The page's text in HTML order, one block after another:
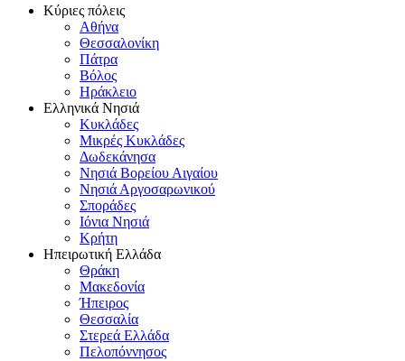
Κύριες πόλεις
Αθήνα
Θεσσαλονίκη
Πάτρα
Βόλος
Ηράκλειο
Ελληνικά Νησιά
Κυκλάδες
Μικρές Κυκλάδες
Δωδεκάνησα
Νησιά Βορείου Αιγαίου
Νησιά Αργοσαρωνικού
Σποράδες
Ιόνια Νησιά
Κρήτη
Ηπειρωτική Ελλάδα
Θράκη
Μακεδονία
Ήπειρος
Θεσσαλία
Στερεά Ελλάδα
Πελοπόννησος